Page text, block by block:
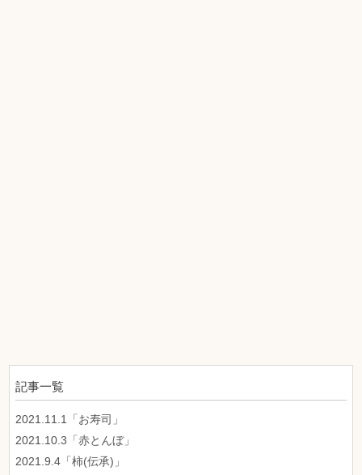
記事一覧
2021.11.1「お寿司」
2021.10.3「赤とんぼ」
2021.9.4「柿(伝承)」